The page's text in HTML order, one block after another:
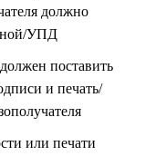
должно
УПД
поставить
и печать/
или печати